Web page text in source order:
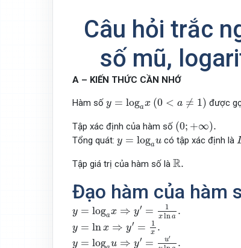
Câu hỏi trắc
số mũ,
A – KIẾN THỨC CẦN NHỚ
Hàm số y = logax (0 < a ≠ 1)
log <a 1 được
Tập xác định của hàm số (0; +∞).
(0; ∞).
Tổng quát: y = logau
y=logau có tập xác định là
Tập giá trị của hàm số là R.
R.
Đạo hàm của hàm
y = logax ⇒ y′ = 1
xlna .
log xln
y = lnx ⇒ y′ = 1
x .
y ⇒y
y = log u ⇒ y′ = u′ .
y y = u lna